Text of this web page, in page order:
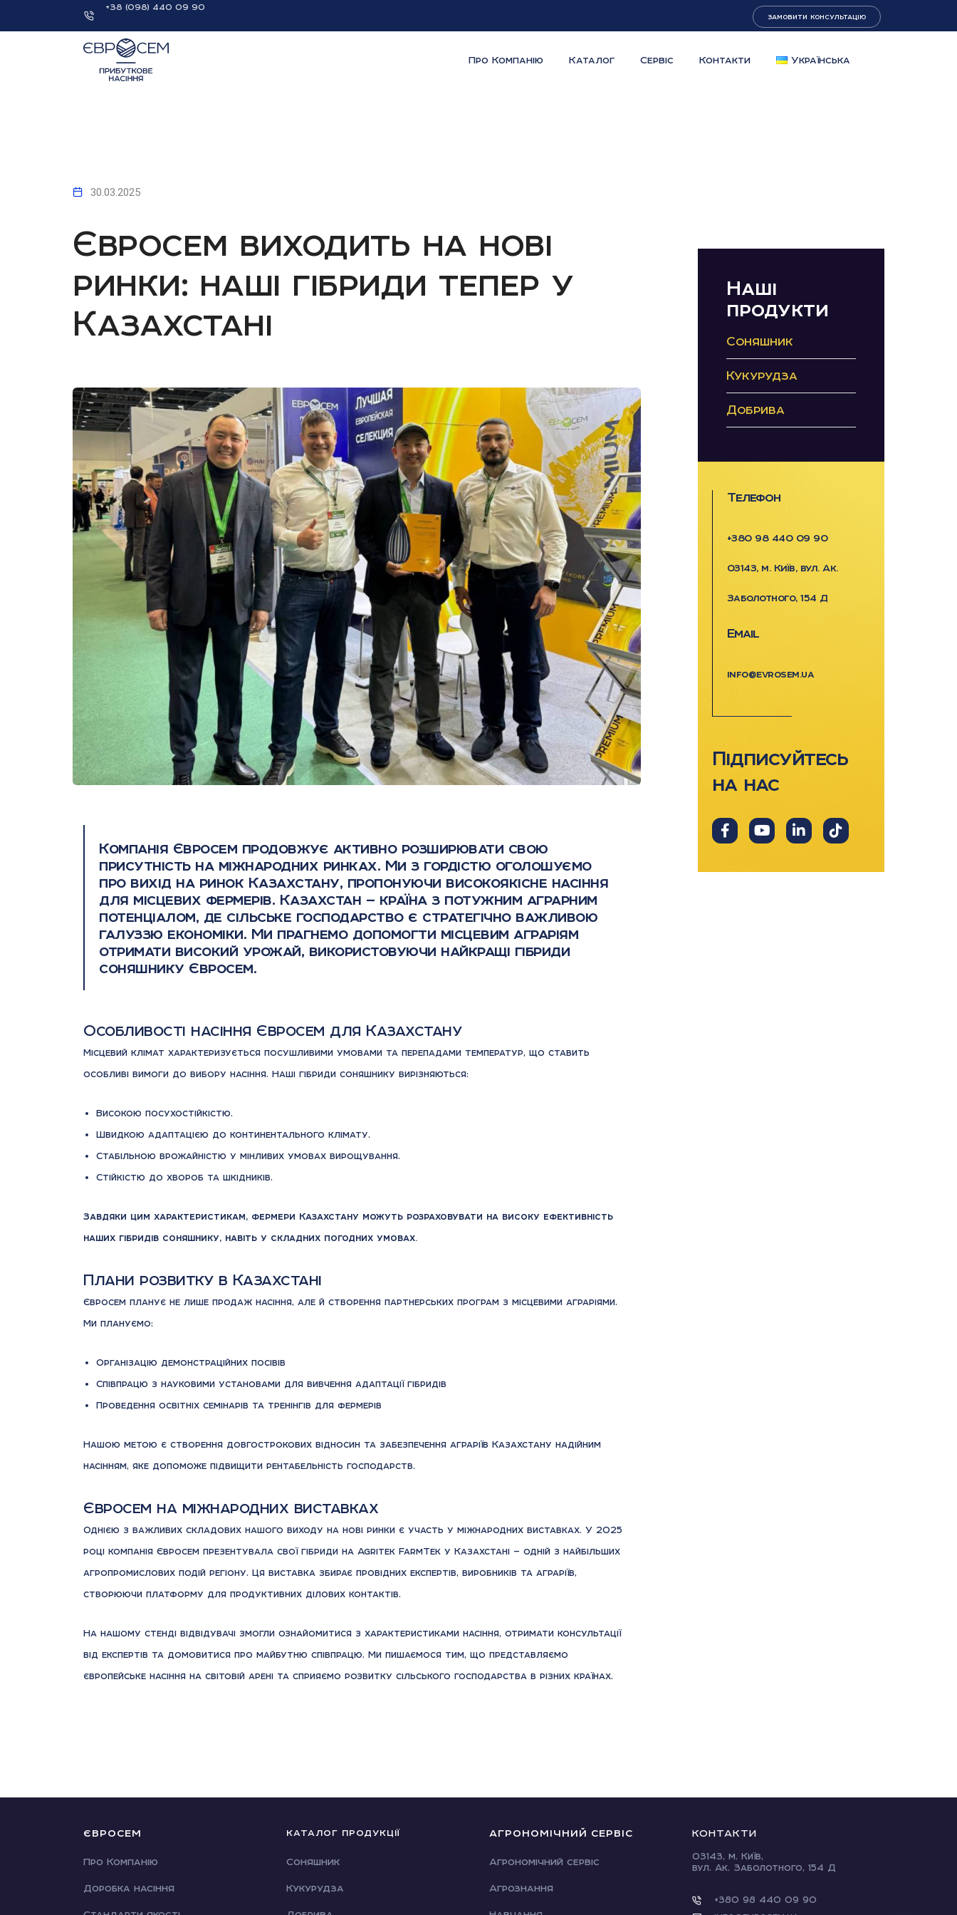
+38 (098) 440 09 90
замовити консультацію
Про Компанію Каталог Сервіс Контакти Українська
30.03.2025
Євросем виходить на нові
ринки: наші гібриди тепер у
Казахстані
Компанія Євросем продовжує активно розширювати свою
присутність на міжнародних ринках. Ми з гордістю оголошуємо
про вихід на ринок Казахстану, пропонуючи високоякісне насіння
для місцевих фермерів. Казахстан — країна з потужним аграрним
потенціалом, де сільське господарство є стратегічно важливою
галуззю економіки. Ми прагнемо допомогти місцевим аграріям
отримати високий урожай, використовуючи найкращі гібриди
соняшнику Євросем.
Особливості насіння Євросем для Казахстану
Місцевий клімат характеризується посушливими умовами та перепадами температур, що ставить
особливі вимоги до вибору насіння. Наші гібриди соняшнику вирізняються:
Високою посухостійкістю.
Швидкою адаптацією до континентального клімату.
Стабільною врожайністю у мінливих умовах вирощування.
Стійкістю до хвороб та шкідників.
Завдяки цим характеристикам, фермери Казахстану можуть розраховувати на високу ефективність
наших гібридів соняшнику, навіть у складних погодних умовах.
Плани розвитку в Казахстані
Євросем планує не лише продаж насіння, але й створення партнерських програм з місцевими аграріями.
Ми плануємо:
Організацію демонстраційних посівів
Співпрацю з науковими установами для вивчення адаптації гібридів
Проведення освітніх семінарів та тренінгів для фермерів
Нашою метою є створення довгострокових відносин та забезпечення аграріїв Казахстану надійним
насінням, яке допоможе підвищити рентабельність господарств.
Євросем на міжнародних виставках
Однією з важливих складових нашого виходу на нові ринки є участь у міжнародних виставках. У 2025
році компанія Євросем презентувала свої гібриди на Agritek FarmTek у Казахстані — одній з найбільших
агропромислових подій регіону. Ця виставка збирає провідних експертів, виробників та аграріїв,
створюючи платформу для продуктивних ділових контактів.
На нашому стенді вiдвiдувачi змогли ознайомитися з характеристиками насіння, отримати консультації
вiд експертiв та домовитися про майбутню спiвпрацю. Ми пишаємося тим, що представляємо
європейське насіння на світовій аренi та сприяємо розвитку сільського господарства в рiзних країнах.
Наші
продукти
Соняшник
Кукурудза
Добрива
Телефон
+380 98 440 09 90
03143, м. Київ, вул. Ак.
Заболотного, 154 Д
Email
info@evrosem.ua
Підписуйтесь
на нас
ЄВРОСЕМ
Про Компанію
Доробка насіння
КАТАЛОГ ПРОДУКЦІЇ
Соняшник
Кукурудза
АГРОНОМІЧНИЙ СЕРВІС
Агрономічний сервіс
Агрознання
КОНТАКТИ
03143, м. Київ,
вул. Ак. Заболотного, 154 Д
+380 98 440 09 90